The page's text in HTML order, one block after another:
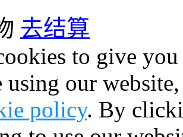
去结算
to give
using our
policy. By